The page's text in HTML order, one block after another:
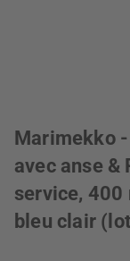
Marimekko
avec anse &
service, 400
bleu clair